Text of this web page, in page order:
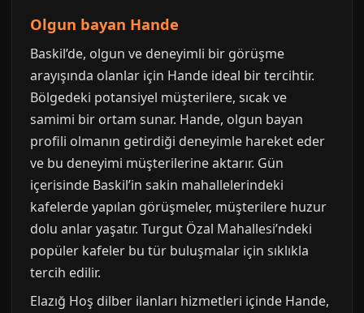
Olgun bayan Hande
Baskil’de, olgun ve deneyimli bir görüşme
arayışında olanlar için Hande ideal bir tercihtir.
Bölgedeki potansiyel müşterilere, sıcak ve
samimi bir ortam sunar. Hande, olgun bayan
profili olmanın getirdiği deneyimle hareket eder
ve bu deneyimi müşterilerine aktarır. Gün
içerisinde Baskil’in sakin mahallelerindeki
kafelerde yapılan görüşmeler, müşterilere huzur
dolu anlar yaşatır. Turgut Özal Mahallesi’ndeki
popüler kafeler bu tür buluşmalar için sıklıkla
tercih edilir.
Elazığ Hoş dilber ilanları hizmetleri içinde Hande,